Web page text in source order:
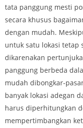
tata panggung mesti
secara khusus
dengan mudah.
untuk satu lokasi tetap
dikarenakan
panggung berbeda
mudah dibongkar-
banyak lokasi adegan
harus diperhitungkan
mempertimbangkan